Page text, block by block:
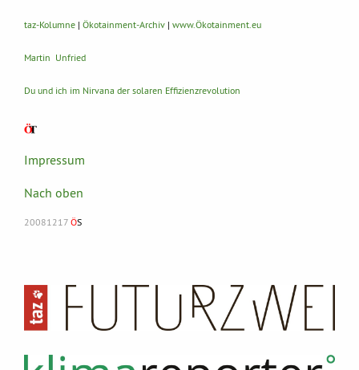
taz-Kolumne | Ökotainment-Archiv | www.Ökotainment.eu
Martin Unfried
Du und ich im Nirvana der solaren Effizienzrevolution
Impressum
Nach oben
20081217 ÖS